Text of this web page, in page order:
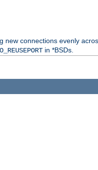
new connections evenly
in *BSDs.